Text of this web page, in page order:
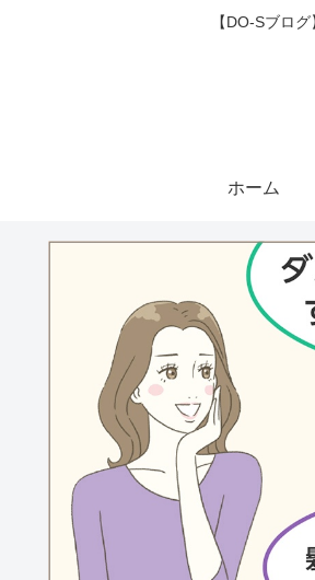
【DO-Sブロ
ホーム